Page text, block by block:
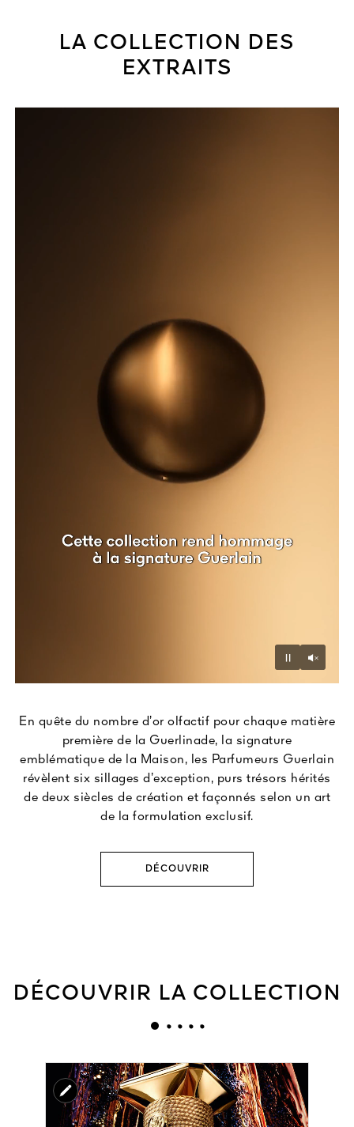
LA COLLECTION DES
EXTRAITS
Pause
En quête du nombre d’or olfactif pour chaque matière
première de la Guerlinade, la signature
emblématique de la Maison, les Parfumeurs Guerlain
révèlent six sillages d’exception, purs trésors hérités
de deux siècles de création et façonnés selon un art
de la formulation exclusif.
DÉCOUVRIR
DÉCOUVRIR LA COLLECTION